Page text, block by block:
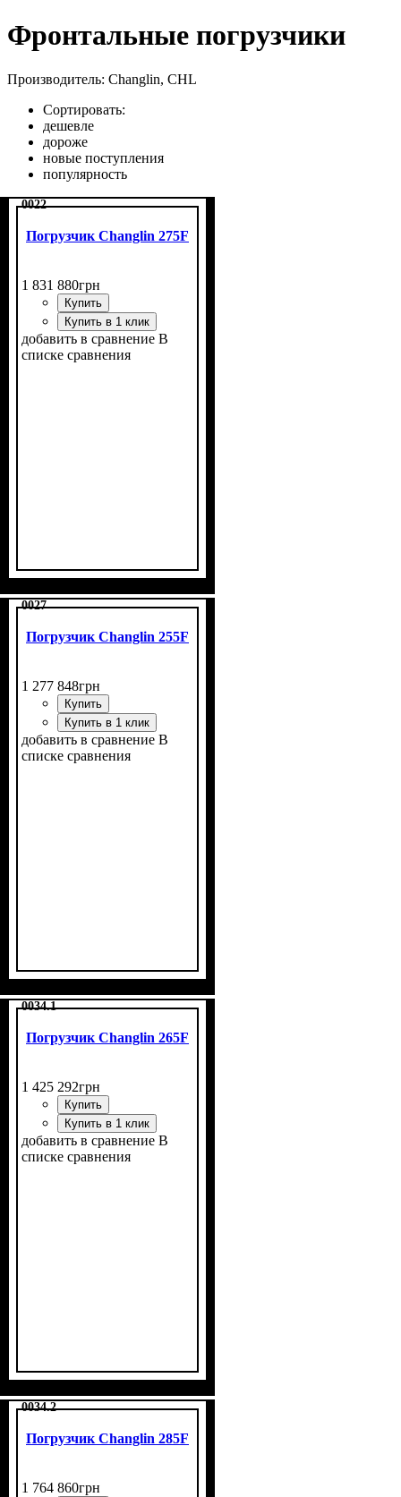
Фронтальные погрузчики
Производитель: Changlin, CHL
Сортировать:
дешевле
дороже
новые поступления
популярность
0022
Погрузчик Changlin 275F
1 831 880грн
Купить
Купить в 1 клик
добавить в сравнение В
списке сравнения
0027
Погрузчик Changlin 255F
1 277 848грн
Купить
Купить в 1 клик
добавить в сравнение В
списке сравнения
0034.1
Погрузчик Changlin 265F
1 425 292грн
Купить
Купить в 1 клик
добавить в сравнение В
списке сравнения
0034.2
Погрузчик Changlin 285F
1 764 860грн